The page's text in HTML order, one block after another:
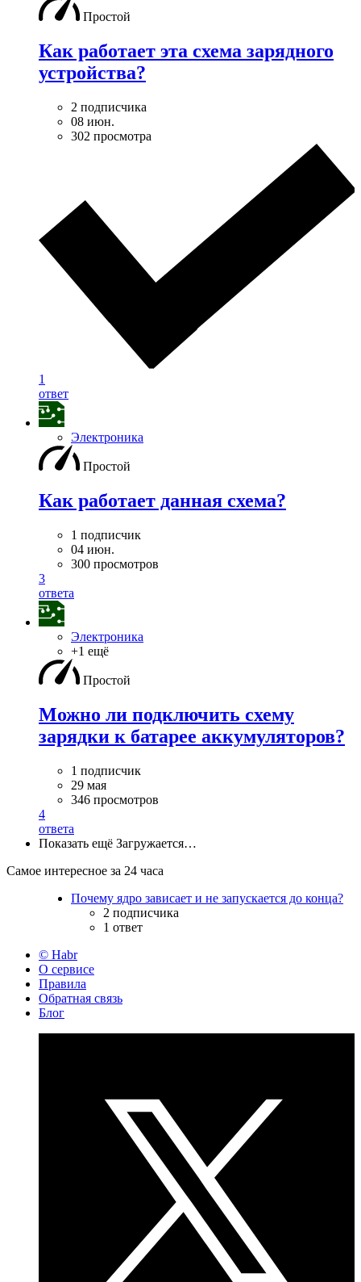
Простой
Как работает эта схема зарядного
устройства?
2 подписчика
08 июн.
302 просмотра
1
ответ
Электроника
Простой
Как работает данная схема?
1 подписчик
04 июн.
300 просмотров
3
ответа
Электроника
+1 ещё
Простой
Можно ли подключить схему
зарядки к батарее аккумуляторов?
1 подписчик
29 мая
346 просмотров
4
ответа
Показать ещё Загружается…
Самое интересное за 24 часа
Почему ядро зависает и не запускается до конца?
2 подписчика
1 ответ
© Habr
О сервисе
Правила
Обратная связь
Блог